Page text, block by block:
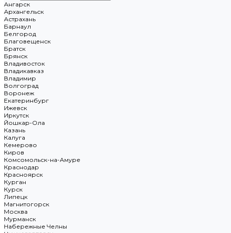
Ангарск
Архангельск
Астрахань
Барнаул
Белгород
Благовещенск
Братск
Брянск
Владивосток
Владикавказ
Владимир
Волгоград
Воронеж
Екатеринбург
Ижевск
Иркутск
Йошкар-Ола
Казань
Калуга
Кемерово
Киров
Комсомольск-на-Амуре
Краснодар
Красноярск
Курган
Курск
Липецк
Магнитогорск
Москва
Мурманск
Набережные Челны